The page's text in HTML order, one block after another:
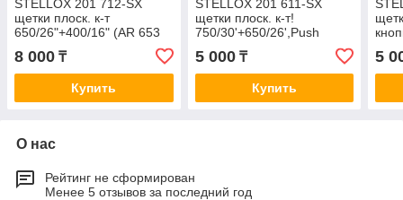
STELLOX 201 712-SX
щетки плоск. к-т
650/26"+400/16" (AR 653
8 000 ₸
Купить
STELLOX 201 611-SX
щетки плоск. к-т!
750/30'+650/26',Push
button\ Ford Galaxy/S-Max
06>
5 000₸
Купить
all
5
О нас
Рейтинг не сформирован
Менее 5 отзывов за последний год